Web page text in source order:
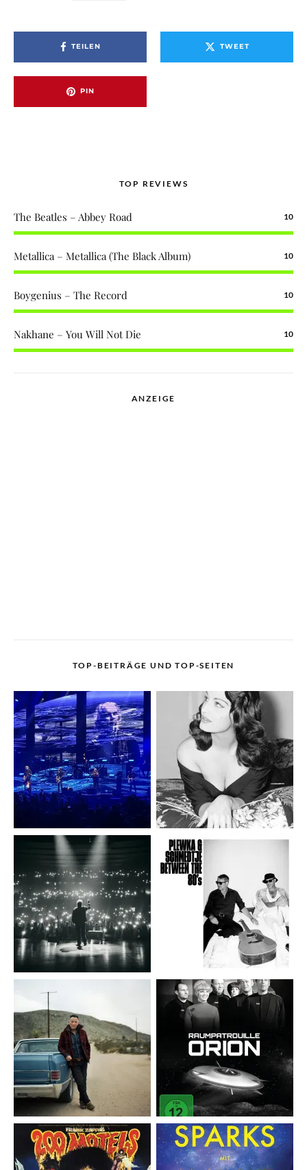
TEILEN TWEET
PIN
TOP REVIEWS
The Beatles – Abbey Road 10
Metallica – Metallica (The Black Album) 10
Boygenius – The Record 10
Nakhane – You Will Not Die 10
ANZEIGE
TOP-BEITRÄGE UND TOP-SEITEN